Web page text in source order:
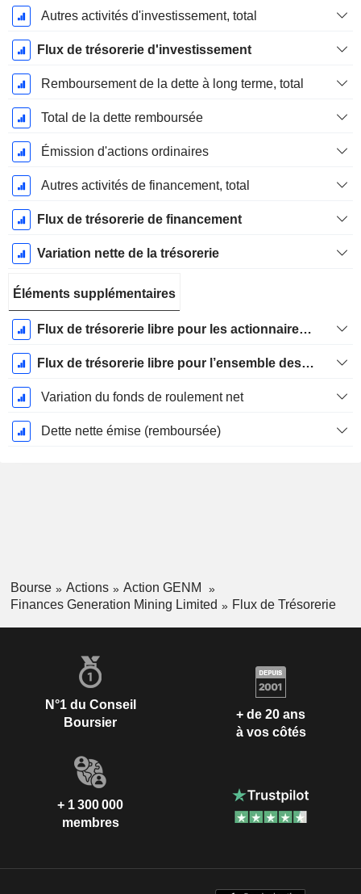
Autres activités d'investissement, total
Flux de trésorerie d'investissement
Remboursement de la dette à long terme, total
Total de la dette remboursée
Émission d'actions ordinaires
Autres activités de financement, total
Flux de trésorerie de financement
Variation nette de la trésorerie
Éléments supplémentaires
Flux de trésorerie libre pour les actionnaires FCFE
Flux de trésorerie libre pour l’ensemble des pourvoyeurs de fonds (créanciers et actionnaires) FCFF
Variation du fonds de roulement net
Dette nette émise (remboursée)
Bourse Actions
Action GENM
Finances Generation Mining Limited
Flux de Trésorerie
N°1 du Conseil
Boursier
+ de 20 ans
à vos côtés
+ 1 300 000
membres